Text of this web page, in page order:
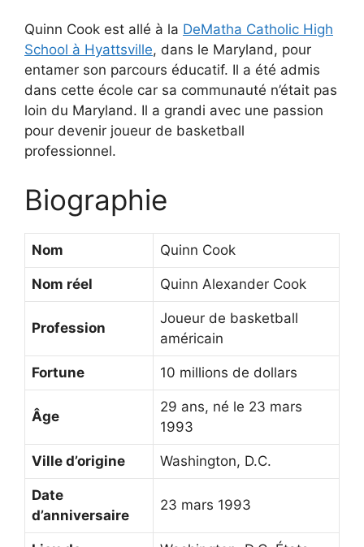
Quinn Cook est allé à la DeMatha Catholic High
School à Hyattsville, dans le Maryland, pour
entamer son parcours éducatif. Il a été admis
dans cette école car sa communauté n’était pas
loin du Maryland. Il a grandi avec une passion
pour devenir joueur de basketball
professionnel.
Biographie
Nom Quinn Cook
Nom réel Quinn Alexander Cook
Profession
Joueur de basketball
américain
Fortune 10 millions de dollars
Âge
29 ans, né le 23 mars
1993
Ville d’origine Washington, D.C.
Date
d’anniversaire
23 mars 1993